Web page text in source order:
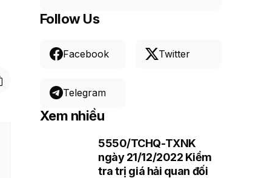
Follow Us
Facebook Twitter
Telegram
Xem nhiều
5550/TCHQ-TXNK
ngày 21/12/2022 Kiểm
tra trị giá hải quan đối